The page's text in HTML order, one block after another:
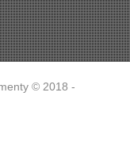
© 2018 -